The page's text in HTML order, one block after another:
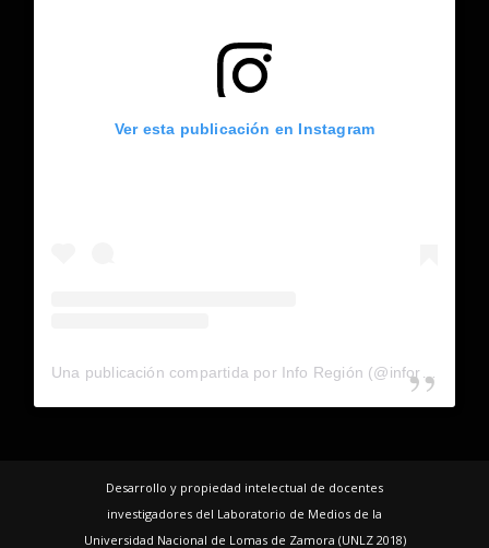
Ver esta publicación en Instagram
Desarrollo y propiedad intelectual de docentes
investigadores del Laboratorio de Medios de la
Universidad Nacional de Lomas de Zamora (UNLZ 2018)